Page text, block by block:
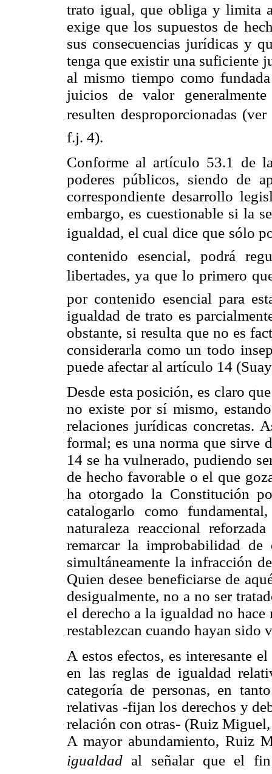
trato igual, que obliga y limita
exige que los supuestos de
sus consecuencias jurídicas y
tenga que existir una suficiente
al mismo tiempo como
juicios de valor
resulten desproporcionadas
f.j. 4).
Conforme al artículo 53.1 de
poderes públicos, siendo de
correspondiente desarrollo
embargo, es cuestionable si la
igualdad, el cual dice que sólo
contenido esencial, podrá
libertades, ya que lo primero
por contenido esencial para
igualdad de trato es
obstante, si resulta que no es
considerarla como un todo
puede afectar al artículo 14
Desde esta posición, es claro
no existe por sí mismo,
relaciones jurídicas concretas.
formal; es una norma que sirve
14 se ha vulnerado, pudiendo
de hecho favorable o el que
ha otorgado la Constitución
catalogarlo como
naturaleza reaccional
remarcar la improbabilidad
simultáneamente la infracción
Quien desee beneficiarse de
desigualmente, no a no ser
el derecho a la igualdad no hace
restablezcan cuando hayan sido
A estos efectos, es interesante
en las reglas de igualdad
categoría de personas, en
relativas -fijan los derechos y
relación con otras- (Ruiz
A mayor abundamiento, Ruiz
igualdad al señalar que el